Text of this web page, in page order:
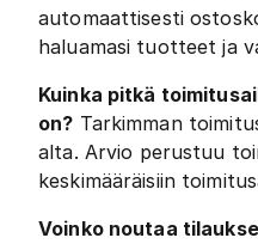
automaattisesti
haluamasi tuotteet ja
Kuinka pitkä
on? Tarkimman
alta. Arvio perustuu
keskimääräisiin
Voinko noutaa